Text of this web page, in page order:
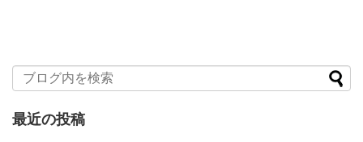
最近の投稿